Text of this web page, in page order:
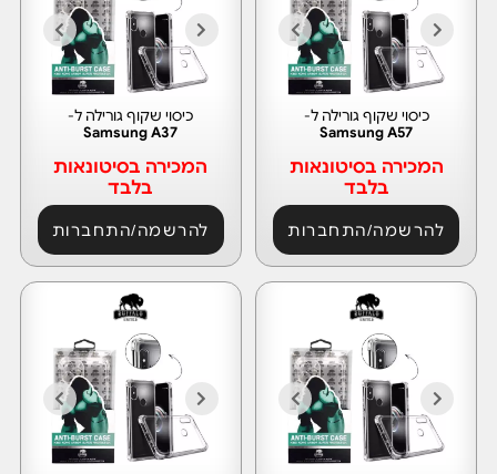
כיסוי שקוף גורילה ל-
Samsung A57
המכירה בסיטונאות
בלבד
להרשמה/התחברות
כיסוי שקוף גורילה ל-
Samsung A37
המכירה בסיטונאות
בלבד
להרשמה/התחברות